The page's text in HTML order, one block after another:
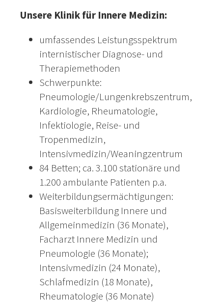
Unsere Klinik für Innere Medizin:
umfassendes Leistungsspektrum
internistischer Diagnose- und
Therapiemethoden
Schwerpunkte:
Pneumologie/Lungenkrebszentrum,
Kardiologie, Rheumatologie,
Infektiologie, Reise- und
Tropenmedizin,
Intensivmedizin/Weaningzentrum
84 Betten; ca. 3.100 stationäre und
1.200 ambulante Patienten p.a.
Weiterbildungsermächtigungen:
Basisweiterbildung Innere und
Allgemeinmedizin (36 Monate),
Facharzt Innere Medizin und
Pneumologie (36 Monate);
Intensivmedizin (24 Monate),
Schlafmedizin (18 Monate),
Rheumatologie (36 Monate)